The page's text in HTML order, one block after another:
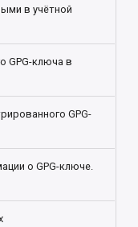
в учётной
GPG-ключа в
GPG-
о GPG-ключе.